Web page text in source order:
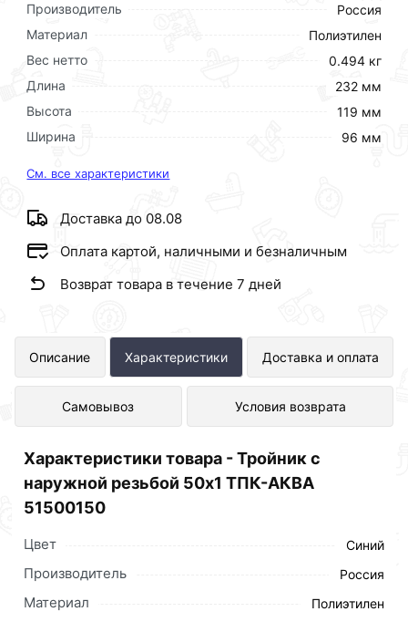
Производитель
Россия
Материал
Полиэтилен
Вес нетто
0.494 кг
Длина
232 мм
Высота
119 мм
Ширина
96 мм
См. все характеристики
Доставка до 08.08
Оплата картой, наличными и безналичным
Возврат товара в течение 7 дней
Описание Характеристики Доставка и оплата
Самовывоз Условия возврата
Тройник с наружной резьбой 50х1
ТПК-АКВА 51500150 представлен в
интернет-магазине Сантехника по
Характеристики товара - Тройник с
наружной резьбой 50х1 ТПК-АКВА
51500150
Цвет Синий
Производитель Россия
Материал Полиэтилен